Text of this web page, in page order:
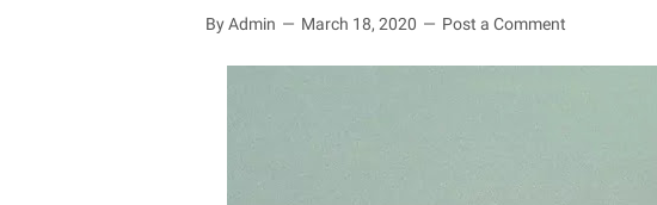
By Admin March 18, 2020 Post a Comment